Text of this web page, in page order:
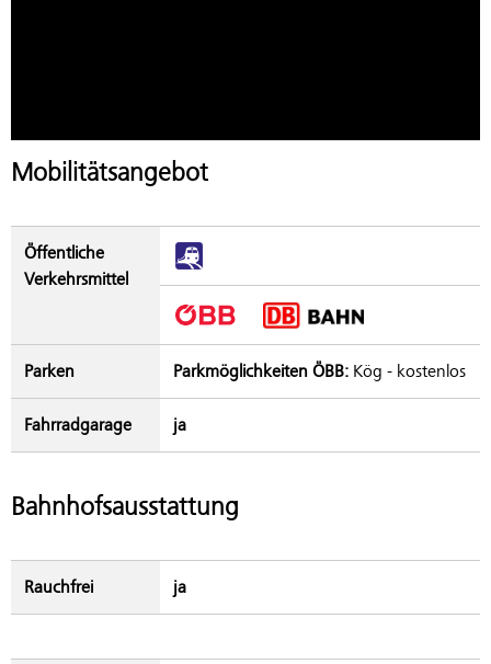
Mobilitätsangebot
Öffentliche
Verkehrsmittel
Parken Parkmöglichkeiten ÖBB: Kög - kostenlos
Fahrradgarage ja
Bahnhofsausstattung
Rauchfrei ja